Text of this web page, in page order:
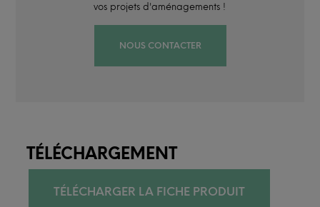
vos projets d'aménagements !
NOUS CONTACTER
TÉLÉCHARGEMENT
TÉLÉCHARGER LA FICHE PRODUIT